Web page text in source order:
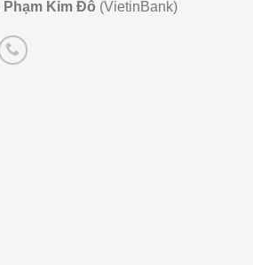
Phạm Kim Đô (VietinBank)